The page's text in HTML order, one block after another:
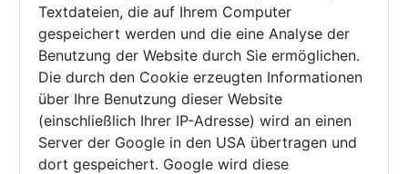
Textdateien, die auf Ihrem Computer
gespeichert werden und die eine Analyse der
Benutzung der Website durch Sie ermöglichen.
Die durch den Cookie erzeugten Informationen
über Ihre Benutzung dieser Website
(einschließlich Ihrer IP-Adresse) wird an einen
Server der Google in den USA übertragen und
dort gespeichert. Google wird diese